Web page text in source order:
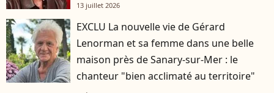
13 juillet 2026
EXCLU La nouvelle vie de Gérard
Lenorman et sa femme dans une belle
maison près de Sanary-sur-Mer : le
chanteur "bien acclimaté au territoire"